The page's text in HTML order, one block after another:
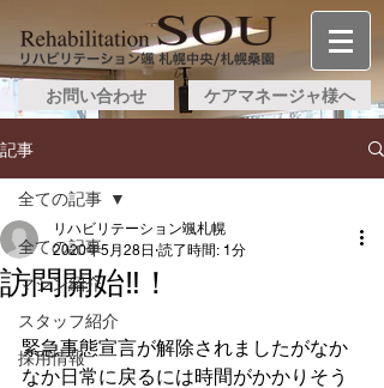
お問い合わせ ケアマネージャ様へ
記事
全ての記事
マシン紹介
スタッフ紹介
採用情報
全ての記事
訪問開始‼！
リハビリテーション颯札幌
2020年5月28日 読了時間: 1分
緊急事態宣言が解除されましたがなか
なか日常に戻るには時間がかかりそう